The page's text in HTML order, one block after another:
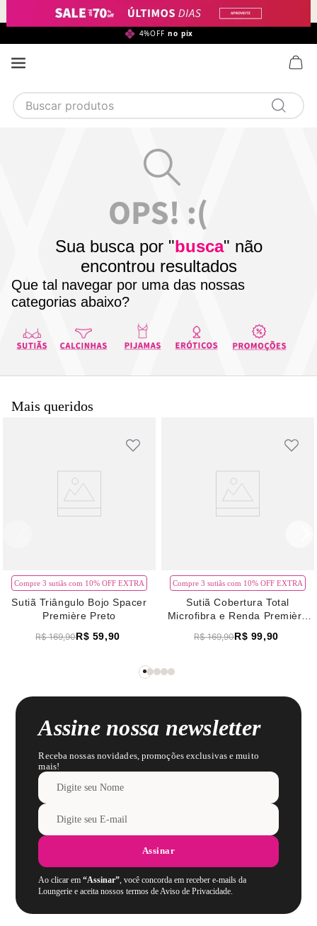
4%OFF no pix
Buscar produtos
sutiã calcinha
6
algodão
7
renda
8
pijama
9
sutiã renda
10
body
Sua busca por "busca" não
encontrou resultados
Que tal navegar por uma das nossas
categorias abaixo?
Mais queridos
Compre 3 sutiãs com 10% OFF EXTRA
Sutiã Triângulo Bojo Spacer
Première Preto
R$ 169,90R$ 59,90
Compre 3 sutiãs com 10% OFF EXTRA
Sutiã Cobertura Total
Microfibra e Renda Première
R$ 169,90R$ 99,90
Assine nossa newsletter
Receba nossas novidades, promoções exclusivas e muito
mais!
Assinar
Ao clicar em“Assinar”, você concorda em receber e-mails da
Loungerie e aceita nossos termos de Aviso de Privacidade.